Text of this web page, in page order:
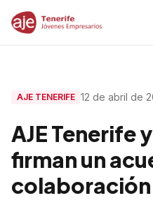
AJE TENERIFE 12 de abril de
AJE Tenerife
firman un
colaboración